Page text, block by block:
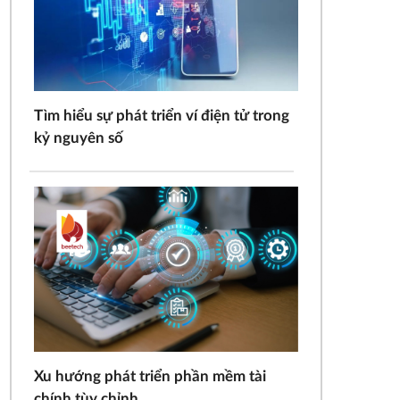
Tìm hiểu sự phát triển ví điện tử trong
kỷ nguyên số
Xu hướng phát triển phần mềm tài